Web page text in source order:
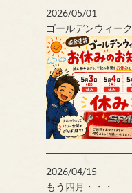
2026/05/01
ゴールデンウィーク
2026/04/15
もう四月・・・